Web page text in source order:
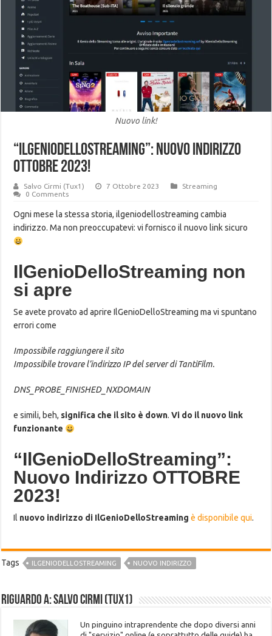
Nuovo link!
“IlGenioDelloStreaming”: Nuovo Indirizzo
OTTOBRE 2023!
Salvo Cirmi (Tux1) 7 Ottobre 2023
Streaming
0 Comments
Ogni mese la stessa storia, ilgeniodellostreaming cambia
indirizzo. Ma non preoccupatevi: vi fornisco il nuovo link sicuro
IlGenioDelloStreaming non
si apre
Se avete provato ad aprire IlGenioDelloStreaming ma vi spuntano
errori come
Impossibile raggiungere il sito
Impossibile trovare l’indirizzo IP del server di TantiFilm.
DNS_PROBE_FINISHED_NXDOMAIN
e simili, beh, significa che il sito è down.Vi do il nuovo link
funzionante
“IlGenioDelloStreaming”:
Nuovo Indirizzo OTTOBRE
2023!
Il nuovo indirizzo di IlGenioDelloStreaming è disponibile qui.
Tags ILGENIODELLOSTREAMING NUOVO INDIRIZZO
Riguardo a: Salvo Cirmi (Tux1)
Un pinguino intraprendente che dopo diversi anni